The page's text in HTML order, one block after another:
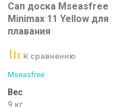
Сап доска Mseasfree
Minimax 11 Yellow для
плавания
К сравнению
Mseasfree
Вес
9 кг